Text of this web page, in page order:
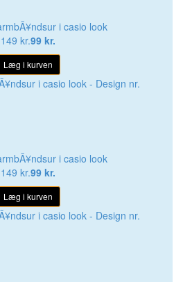
i casio look
149 kr.99 kr.
Læg i kurven
i casio look
149 kr.99 kr.
Læg i kurven